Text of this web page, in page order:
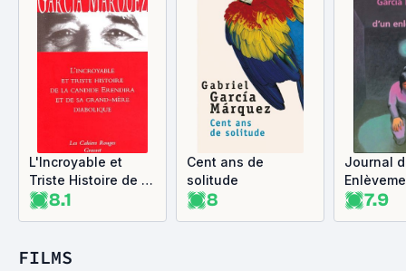
L'Incroyable et
Triste Histoire de la
candide Eréndira et
8.1
Cent ans de
solitude
8
Journal
7.9
FILMS